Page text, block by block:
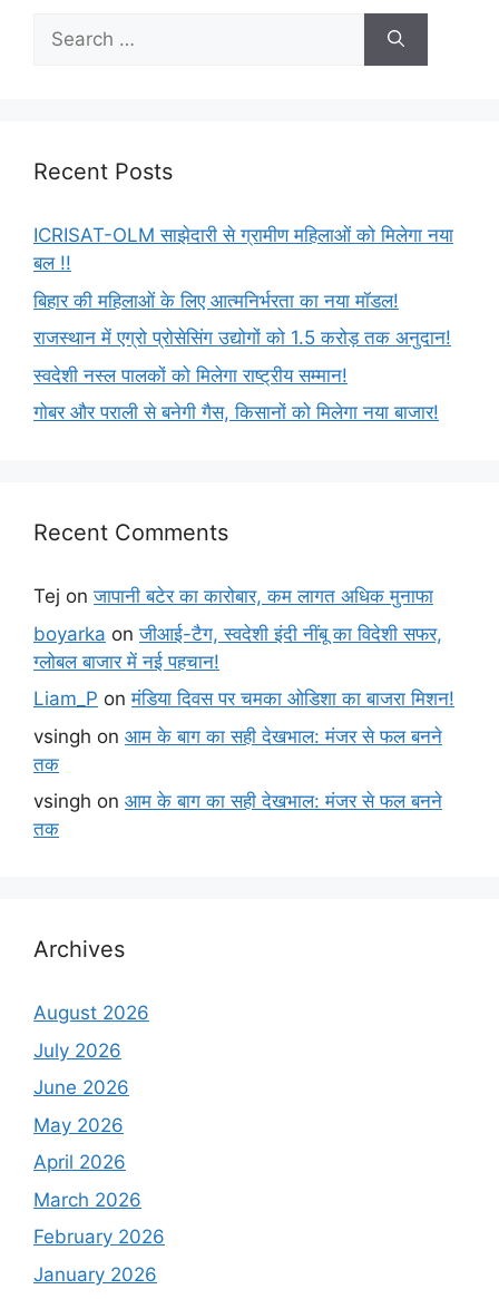
Recent Posts
ICRISAT-OLM साझेदारी से ग्रामीण महिलाओं को मिलेगा नया
बल !!
बिहार की महिलाओं के लिए आत्मनिर्भरता का नया मॉडल!
राजस्थान में एग्रो प्रोसेसिंग उद्योगों को 1.5 करोड़ तक अनुदान!
स्वदेशी नस्ल पालकों को मिलेगा राष्ट्रीय सम्मान!
गोबर और पराली से बनेगी गैस, किसानों को मिलेगा नया बाजार!
Recent Comments
Tej onजापानी बटेर का कारोबार, कम लागत अधिक मुनाफा
boyarka onजीआई-टैग, स्वदेशी इंदी नींबू का विदेशी सफर,
ग्लोबल बाजार में नई पहचान!
Liam_P onमंडिया दिवस पर चमका ओडिशा का बाजरा मिशन!
vsingh on आम के बाग का सही देखभाल: मंजर से फल बनने
तक
vsingh on आम के बाग का सही देखभाल: मंजर से फल बनने
तक
Archives
August 2026
July 2026
June 2026
May 2026
April 2026
March 2026
February 2026
January 2026